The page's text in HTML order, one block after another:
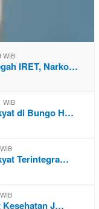
WIB
IRET, Narko…
WIB
di Bungo H…
Terintegra…
Kesehatan J…